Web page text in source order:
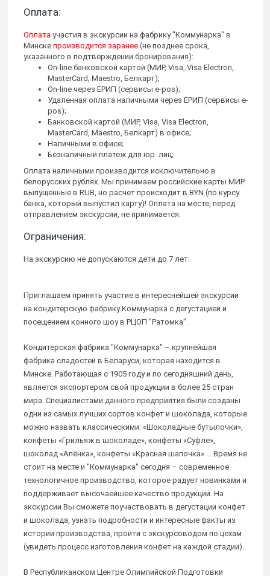
Оплата:
Оплата участия в экскурсии на фабрику "Коммунарка" в
Минске производится заранее (не позднее срока,
указанного в подтверждении бронирования):
On-line банковской картой (МИР, Visa, Visa Electron,
MasterCard, Maestro, Белкарт);
On-line через ЕРИП (сервисы e-pos);
Удаленная оплата наличными через ЕРИП (сервисы e-
pos);
Банковской картой (МИР, Visa, Visa Electron,
MasterCard, Maestro, Белкарт) в офисе;
Наличными в офисе;
Безналичный платеж для юр. лиц;
Оплата наличными производится исключительно в
белорусских рублях. Мы принимаем российские карты МИР
выпущенные в RUB, но расчет происходит в BYN (по курсу
банка, который выпустил карту)! Оплата на месте, перед
отправлением экскурсии, не принимается.
Ограничения:
На экскурсию не допускаются дети до 7 лет.
Приглашаем принять участие в интереснейшей экскурсии
на кондитерскую фабрику Коммунарка с дегустацией и
посещением конного шоу в РЦОП "Ратомка".
Кондитерская фабрика "Коммунарка" – крупнейшая
фабрика сладостей в Беларуси, которая находится в
Минске. Работающая с 1905 году и по сегодняшний день,
является экспортером свой продукции в более 25 стран
мира. Специалистами данного предприятия были созданы
одни из самых лучших сортов конфет и шоколада, которые
можно назвать классическими: «Шоколадные бутылочки»,
конфеты «Грильяж в шоколаде», конфеты «Суфле»,
шоколад «Алёнка», конфеты «Красная шапочка» ... Время не
стоит на месте и "Коммунарка" сегодня – современное
технологичное производство, которое радует новинками и
поддерживает высочаейшее качество продукции. На
экскурсии Вы сможете поучаствовать в дегустации конфет
и шоколада, узнать подробности и интересные факты из
истории производства, пройти с экскурсоводом по цехам
(увидеть процесс изготовления конфет на каждой стадии).
В Республиканском Центре Олимпийской Подготовки